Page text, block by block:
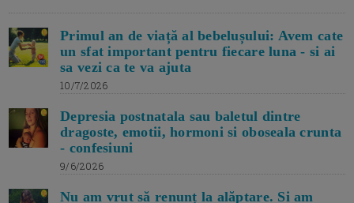
Primul an de viață al bebelușului: Avem cate
un sfat important pentru fiecare luna - si ai
sa vezi ca te va ajuta
10/7/2026
Depresia postnatala sau baletul dintre
dragoste, emotii, hormoni si oboseala crunta
- confesiuni
9/6/2026
Nu am vrut să renunț la alăptare. Si am